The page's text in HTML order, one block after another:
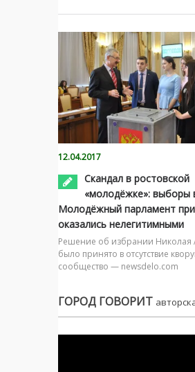
12.04.2017
Скандал в ростовской
«молодёжке»: выборы
Молодёжный парламент
оказались нелегитимными
Решение об избрании Николая
было принято в отсутствие
сообщество — newsdelo.com
ГОРОД ГОВОРИТ